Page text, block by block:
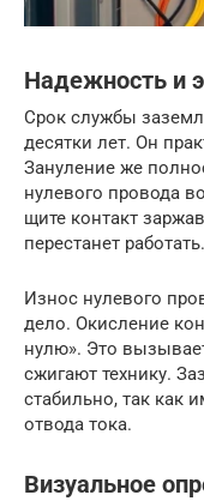
Надежность и
Срок службы
десятки лет. Он
Зануление же
нулевого провода
щите контакт
перестанет работать.
Износ нулевого
дело. Окисление
нулю». Это
сжигают технику.
стабильно, так как
отвода тока.
Визуальное